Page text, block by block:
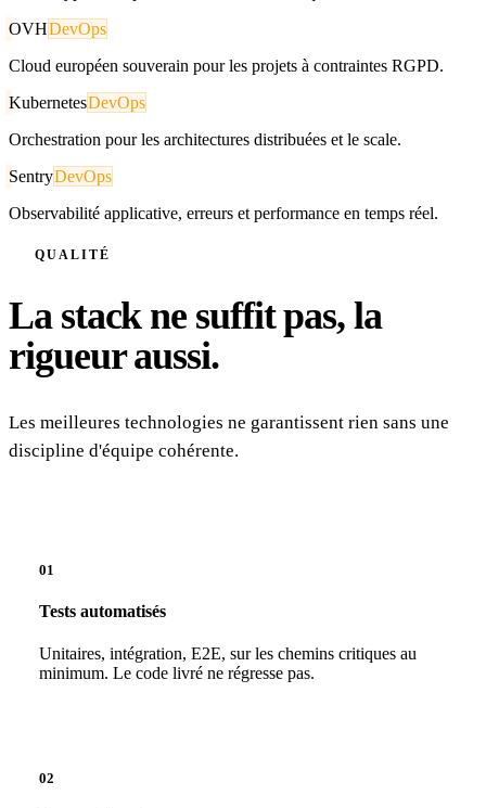
OVHDevOps
Cloud européen souverain pour les projets à contraintes RGPD.
KubernetesDevOps
Orchestration pour les architectures distribuées et le scale.
SentryDevOps
Observabilité applicative, erreurs et performance en temps réel.
QUALITÉ
La stack ne suffit pas, la
rigueur aussi.
Les meilleures technologies ne garantissent rien sans une
discipline d'équipe cohérente.
01
Tests automatisés
Unitaires, intégration, E2E, sur les chemins critiques au
minimum. Le code livré ne régresse pas.
02